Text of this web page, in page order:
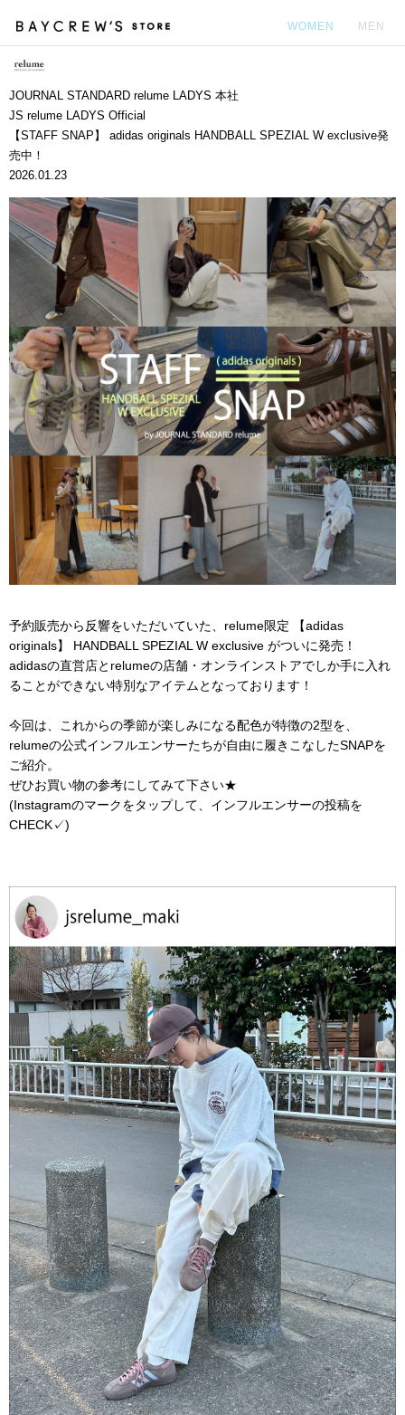
WOMEN MEN
JOURNAL STANDARD relume LADYS 本社
JS relume LADYS Official
【STAFF SNAP】 adidas originals HANDBALL SPEZIAL W exclusive発
売中！
2026.01.23
予約販売から反響をいただいていた、relume限定 【adidas
originals】 HANDBALL SPEZIAL W exclusive がついに発売！
adidasの直営店とrelumeの店舗・オンラインストアでしか手に入れ
ることができない特別なアイテムとなっております！
今回は、これからの季節が楽しみになる配色が特徴の2型を、
relumeの公式インフルエンサーたちが自由に履きこなしたSNAPを
ご紹介。
ぜひお買い物の参考にしてみて下さい★
(Instagramのマークをタップして、インフルエンサーの投稿を
CHECK✓)